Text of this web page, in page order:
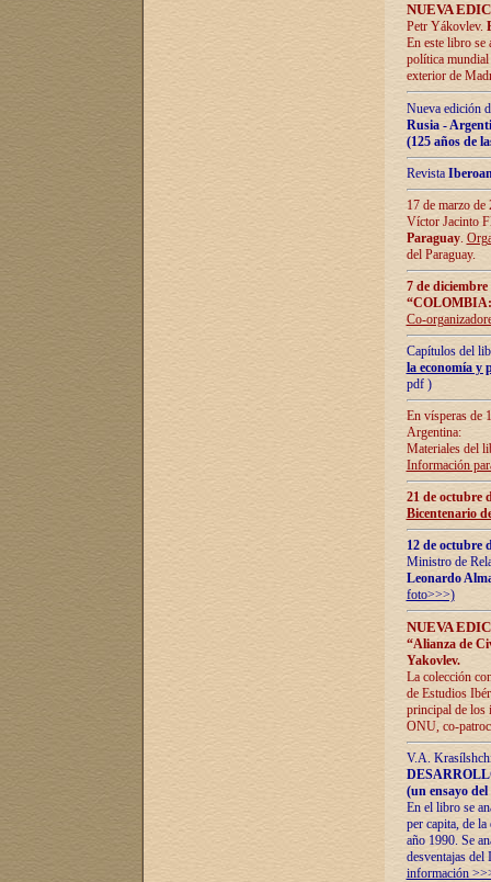
NUEVA
Petr Yákovlev.
En este libro se
política mundial
exterior de
Nueva edición
Rusia -
(125 años de
Revista
17 de marzo
Víctor Jacinto
Paraguay.
del Paraguay.
7 de
Co-
Capítulos del
la economía y
pdf )
En vísperas de
Argentina:
Materiales del
Información
21 de octubre
Bicentenario
12 de octubre
Ministro de
Leonardo
foto>>>)
NUEVA
“Alianza de
Yakovlev.
La colección
de Estudios
principal de los
ONU, co-
V.A.
(un ensayo
En el libro se
per capita, de
año 1990. Se
desventajas
información